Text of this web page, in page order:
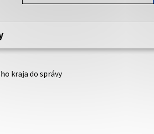
Zabezpečená stránka vždy začína
webového sídla.
kraja do správy